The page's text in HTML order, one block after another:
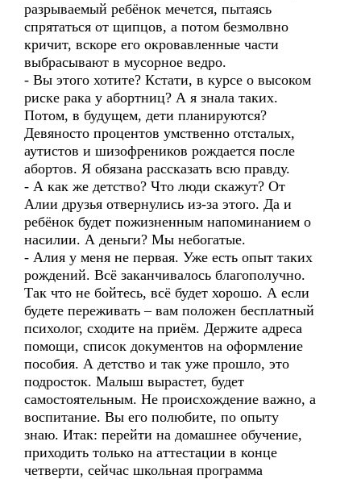
разрываемый ребёнок мечется, пытаясь
спрятаться от щипцов, а потом безмолвно
кричит, вскоре его окровавленные части
выбрасывают в мусорное ведро.
- Вы этого хотите? Кстати, в курсе о высоком
риске рака у абортниц? А я знала таких.
Потом, в будущем, дети планируются?
Девяносто процентов умственно отсталых,
аутистов и шизофреников рождается после
абортов. Я обязана рассказать всю правду.
- А как же детство? Что люди скажут? От
Алии друзья отвернулись из-за этого. Да и
ребёнок будет пожизненным напоминанием о
насилии. А деньги? Мы небогатые.
- Алия у меня не первая. Уже есть опыт таких
рождений. Всё заканчивалось благополучно.
Так что не бойтесь, всё будет хорошо. А если
будете переживать – вам положен бесплатный
психолог, сходите на приём. Держите адреса
помощи, список документов на оформление
пособия. А детство и так уже прошло, это
подросток. Малыш вырастет, будет
самостоятельным. Не происхождение важно, а
воспитание. Вы его полюбите, по опыту
знаю. Итак: перейти на домашнее обучение,
приходить только на аттестации в конце
четверти, сейчас школьная программа